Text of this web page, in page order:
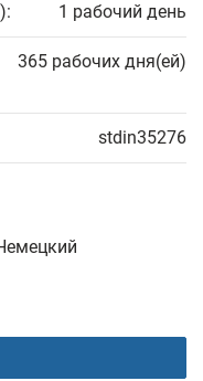
1 рабочий день
365 рабочих дня(ей)
stdin35276